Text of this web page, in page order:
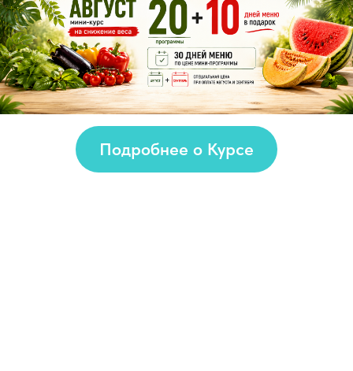
Подробнее о Курсе